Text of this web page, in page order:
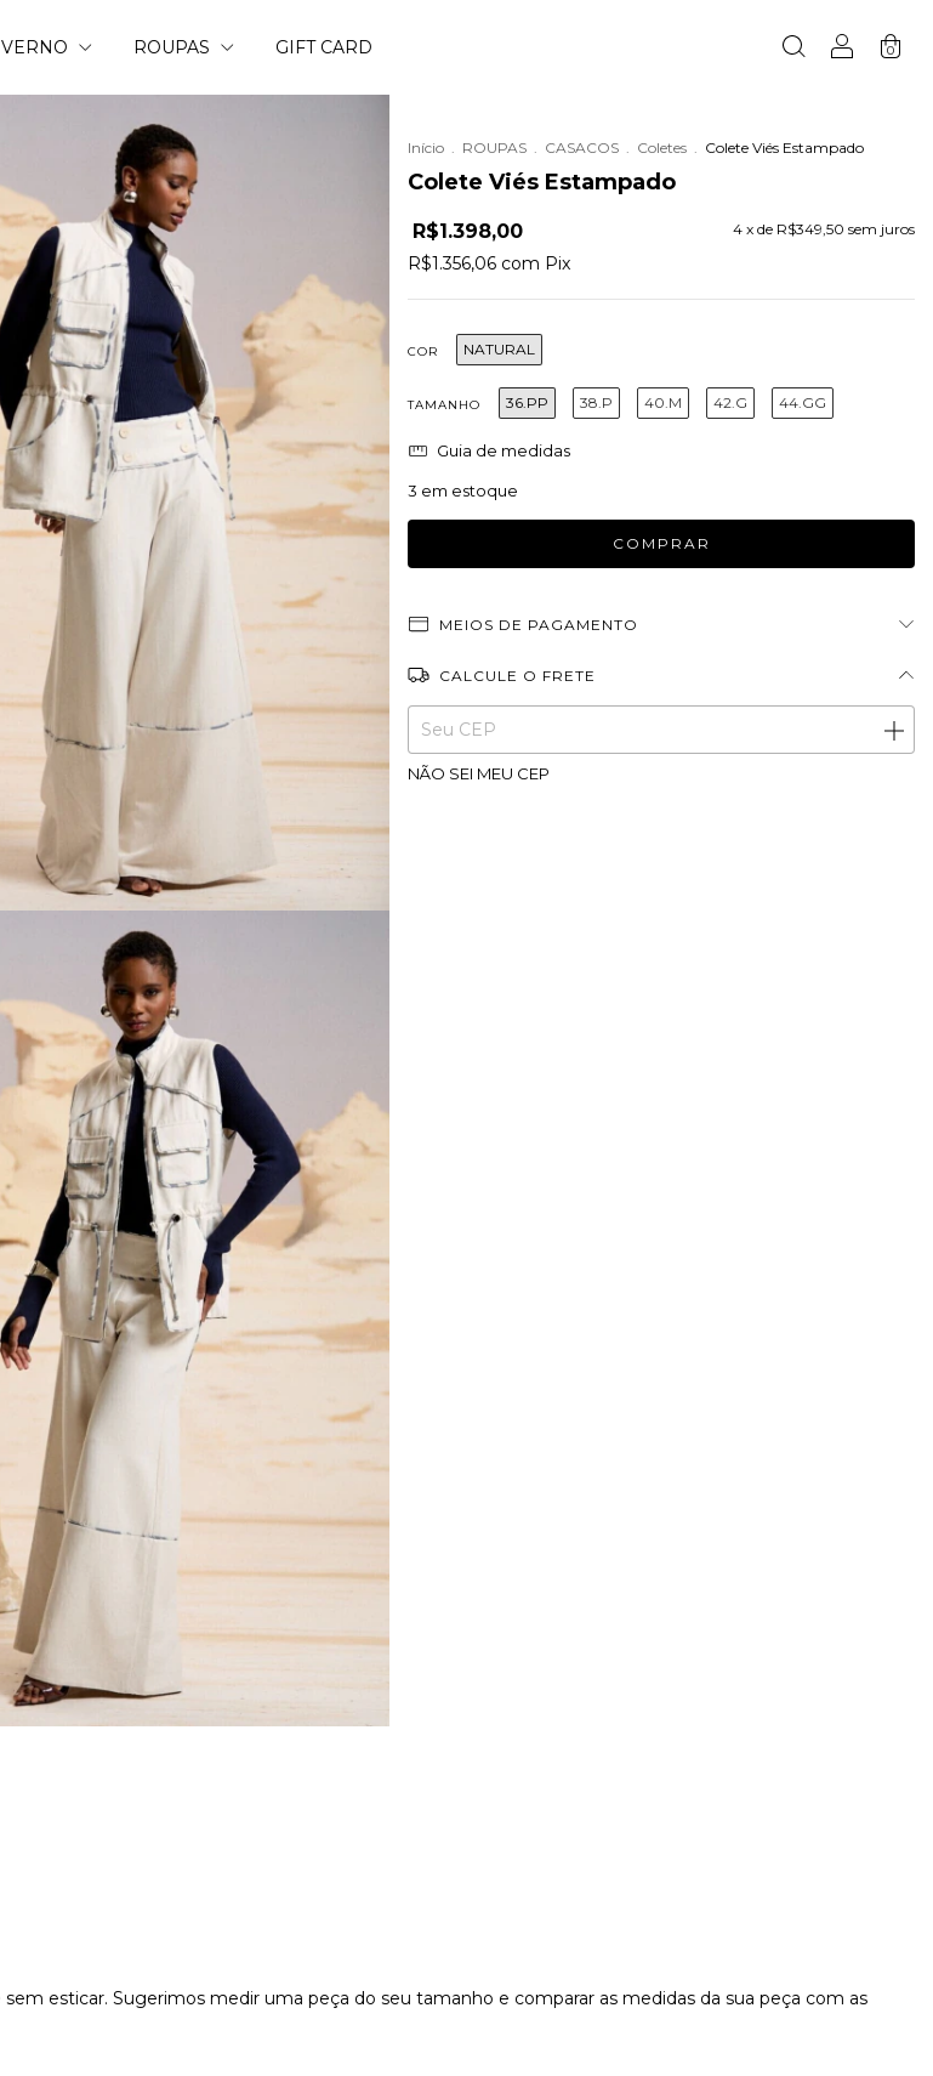
ROUPAS GIFT CARD 0
Início ROUPAS CASACOS Coletes Colete Viés Estampado
Colete Viés Estampado
R$1.398,00 4 x de R$349,50 sem juros
R$1.356,06 com Pix
COR NATURAL
TAMANHO 36.PP 38.P 40.M 42.G 44.GG
Guia de medidas
3 em estoque
MEIOS DE PAGAMENTO
CALCULE O FRETE
Entregas para o CEP: ALTERAR CEP
NÃO SEI MEU CEP
esticar. Sugerimos medir uma peça do seu tamanho e comparar as medidas da sua peça com as